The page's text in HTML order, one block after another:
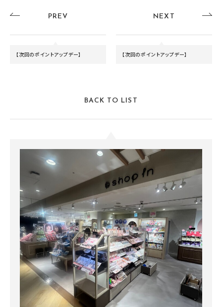
PREV
【次回のポイントアップデー】
NEXT
【次回のポイントアップデー】
BACK TO LIST